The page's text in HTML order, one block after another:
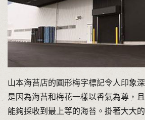
山本海苔店的圓形梅字標記令人印象
是因為海苔和梅花一樣以香氣為尊，
能夠採收到最上等的海苔。掛著大大